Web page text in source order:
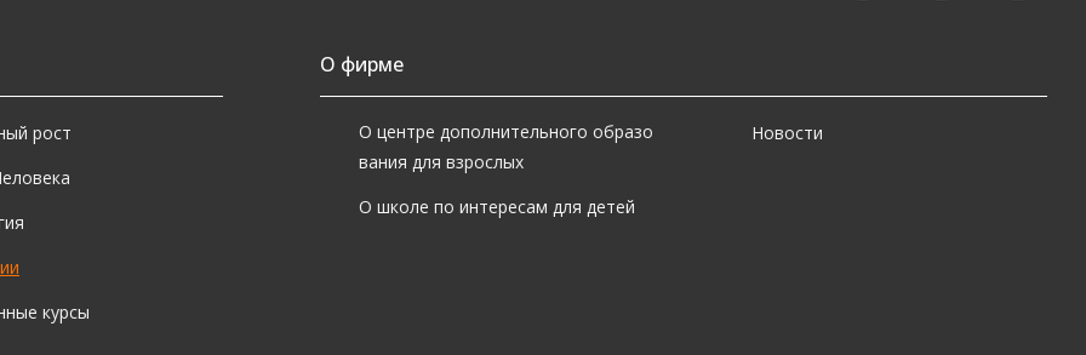
многие программы подходят для начинающих и помогают освоить новую профессию с нуля.
обучение можно начать в сфере современных компьютерных технологий, UX/UI-дизайна,
управления или менеджмента. Во время обучения основной акцент делается на практические
и понимание рабочих процессов.
зависит от ваших интересов, сильных сторон и того, в какой сфере вы хотите развиваться дальше.
рост
курсы
О фирме
О центре дополнительного образо
вания для взрослых
О школе по интересам для детей
Новости